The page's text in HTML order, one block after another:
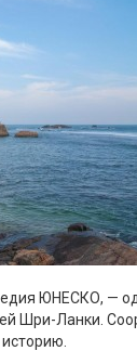
ЮНЕСКО, —
Шри-Ланки.